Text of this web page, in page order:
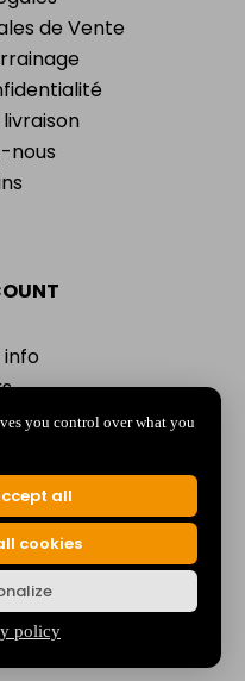
de Vente
nous
info
de confidentialité
you control over what you
all
cookies
policy